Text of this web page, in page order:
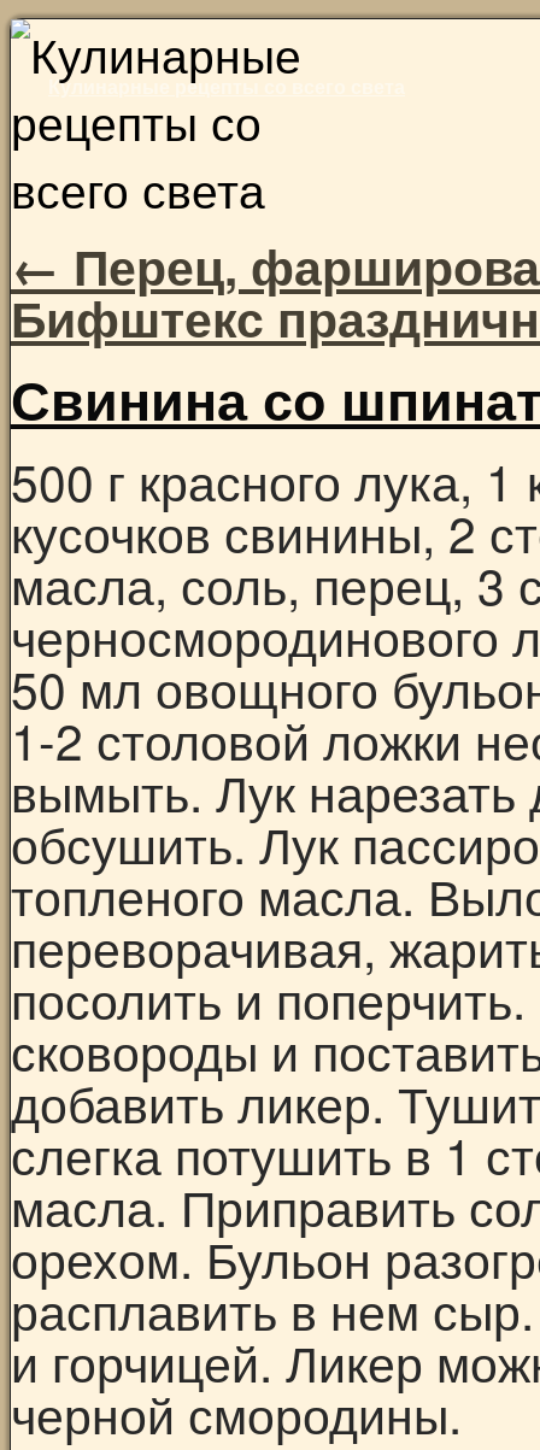
Кулинарные рецепты со всего света
Skip
content
← Перец,
Бифштекс
Свинина со
500 г красного лука,
кусочков свинины, 2
масла, соль, перец, 3
черносмородинового
50 мл овощного
1-2 столовой ложки
вымыть. Лук
обсушить. Лук
топленого масла.
переворачивая,
посолить и
сковороды и
добавить ликер.
слегка потушить в 1
масла. Приправить
орехом. Бульон
расплавить в нем
и горчицей. Ликер
черной смородины.